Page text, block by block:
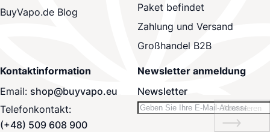
BuyVapo.de Blog
Paket befindet
Zahlung und Versand
Großhandel B2B
Kontaktinformation
Email: shop@buyvapo.eu
Telefonkontakt:
(+48) 509 608 900
Newsletter anmeldung
Newsletter
Abonnieren